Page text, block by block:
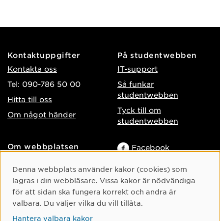
Kontaktuppgifter
Kontakta oss
Tel: 090-786 50 00
Hitta till oss
Om något händer
På studentwebben
IT-support
Så funkar
studentwebben
Tyck till om
studentwebben
Om webbplatsen
Behandling av
personuppgifter
Hantera kakor
Facebook
TikTok
Youtube
Cookie-samtycke
Denna webbplats använder kakor (cookies) som
lagras i din webbläsare. Vissa kakor är nödvändiga
för att sidan ska fungera korrekt och andra är
valbara. Du väljer vilka du vill tillåta.
Hantera valbara kakor